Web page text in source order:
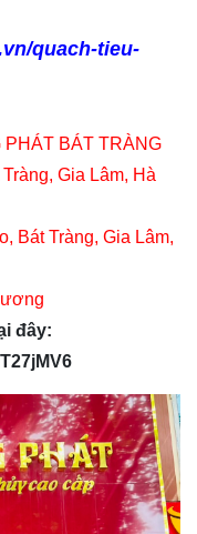
quach-tieu-
PHÁT BÁT TRÀNG
Gia Lâm, Hà
Bát Tràng, Gia Lâm,
đây: